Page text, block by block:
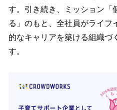
す。引き続き、ミッション「
る」のもと、全社員がライフ
的なキャリアを築ける組織づ
す。